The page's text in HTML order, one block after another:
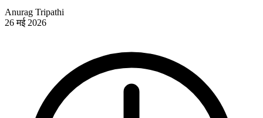
Anurag Tripathi
26 मई 2026